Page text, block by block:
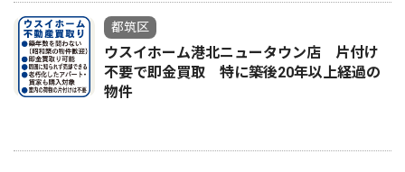
都筑区
ウスイホーム港北ニュータウン店 片付け
不要で即金買取 特に築後20年以上経過の
物件